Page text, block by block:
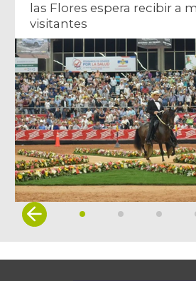
las Flores espera recibir a
visitantes
Item
5